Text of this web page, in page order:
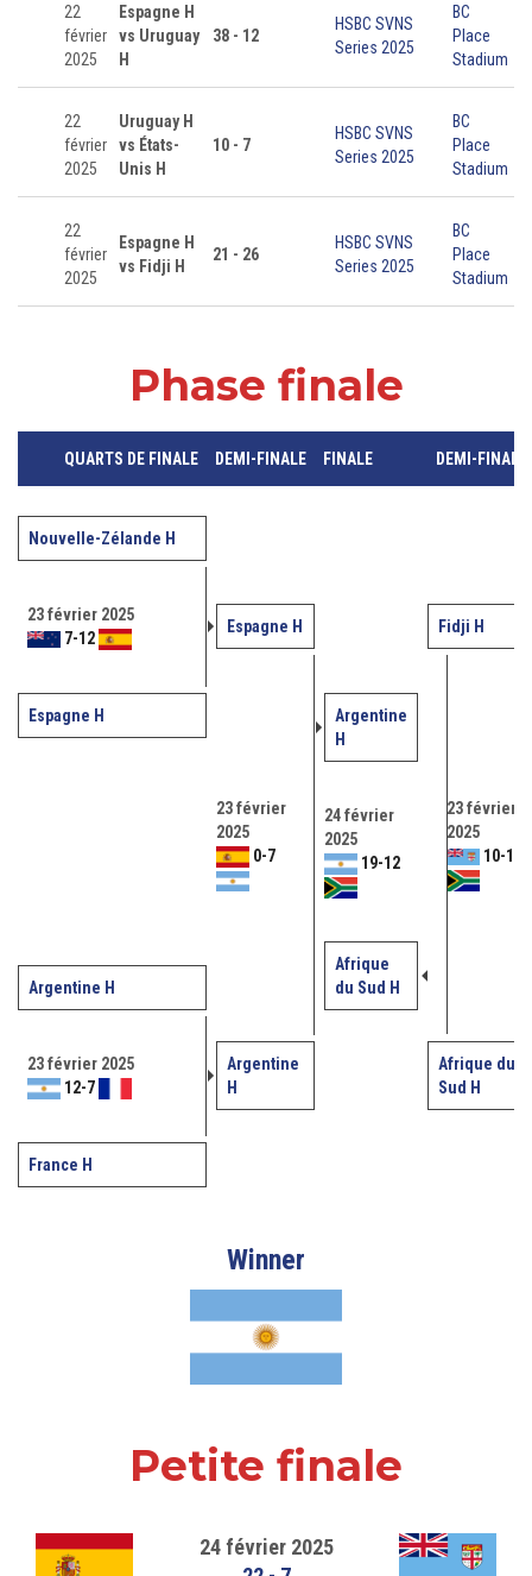
22
février
2025
Espagne H
vs Uruguay
H
38 - 12
HSBC SVNS
Series 2025
BC
Place
Stadium
22
février
2025
Uruguay H
vs États-
Unis H
10 - 7
HSBC SVNS
Series 2025
BC
Place
Stadium
22
février
2025
Espagne H
vs Fidji H
21 - 26
HSBC SVNS
Series 2025
BC
Place
Stadium
Phase finale
QUARTS DE FINALE DEMI-FINALE FINALE DEMI-FINALE
Nouvelle-Zélande H
23 février 2025
7-12
Espagne H Fidji H
23 février
2025
0-7
23 février
2025
10-12
Espagne H
Argentine
H
24 février
2025
19-12
Argentine H
Afrique
du Sud H
23 février 2025
12-7
Argentine
H
Afrique du
Sud H
France H
Winner
Petite finale
24 février 2025